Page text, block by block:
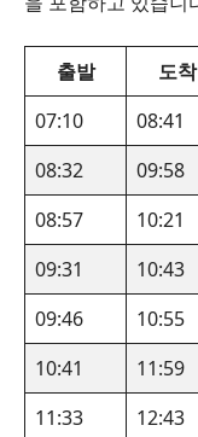
출발 도착
07:10
08:41
08:32
09:58
08:57
10:21
09:31
10:43
09:46
10:55
10:41
11:59
11:33
12:43